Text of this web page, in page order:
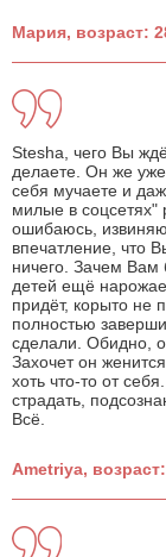
Мария, возраст:
Stesha, чего Вы
делаете. Он же
себя мучаете и
милые в соцсетях"
ошибаюсь,
впечатление, что
ничего. Зачем Вам
детей ещё
придёт, корыто не
полностью
сделали. Обидно,
Захочет он
хоть что-то от
страдать,
Всё.
Ametriya,